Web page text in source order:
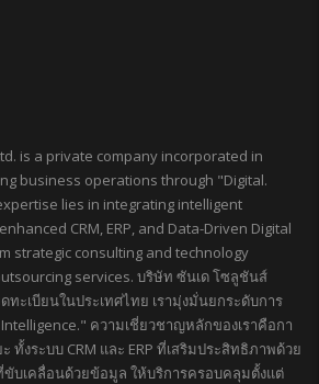
is a private company incorporated in
business operations through "Digital.
lies in integrating intelligent
CRM, ERP, and Data-Driven Digital
strategic consulting and technology
services. บริษัท ซันเด โซลูชันส์
ะเบียนในประเทศไทย เรามุ่งมั่นยกระดับการ
ความเชี่ยวชาญหลักของเราคือกา
งระบบ CRM และ ERP ที่เสริมประสิทธิภาพด้วย
ขับเคลื่อนด้วยข้อมูล ให้บริการครอบคลุมตั้งแต่